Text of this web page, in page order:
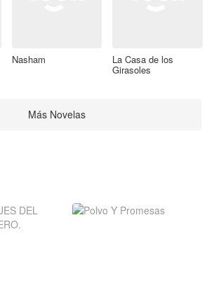
Nasham La Casa de los
Girasoles
Más Novelas